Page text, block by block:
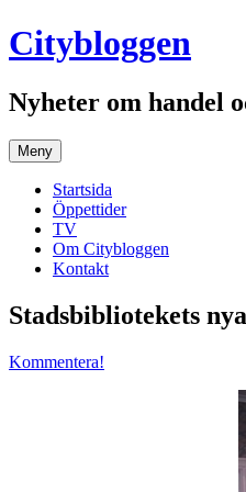
Hoppa
till
Citybloggen
Nyheter om handel
Meny
Startsida
Öppettider
TV
Om Citybloggen
Kontakt
Stadsbibliotekets
Kommentera!